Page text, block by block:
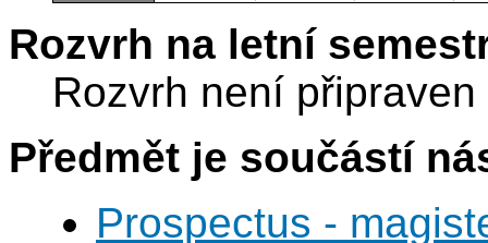
Rozvrh na letní
Rozvrh není připraven
Předmět je součástí
Prospectus -